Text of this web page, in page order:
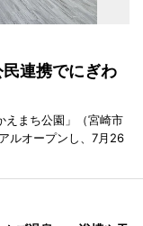
連携でにぎわ
えまち公園」（宮崎市
ルオープンし、7月26